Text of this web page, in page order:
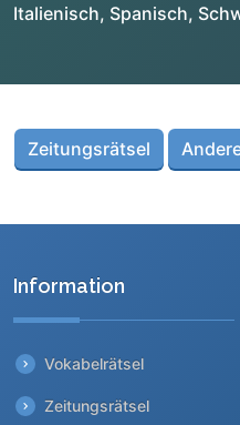
Italienisch, Spanisch,
Zeitungsrätsel
Information
Vokabelrätsel
Zeitungsrätsel